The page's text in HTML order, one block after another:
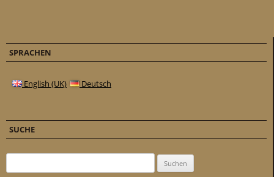
SPRACHEN
English (UK) Deutsch
SUCHE